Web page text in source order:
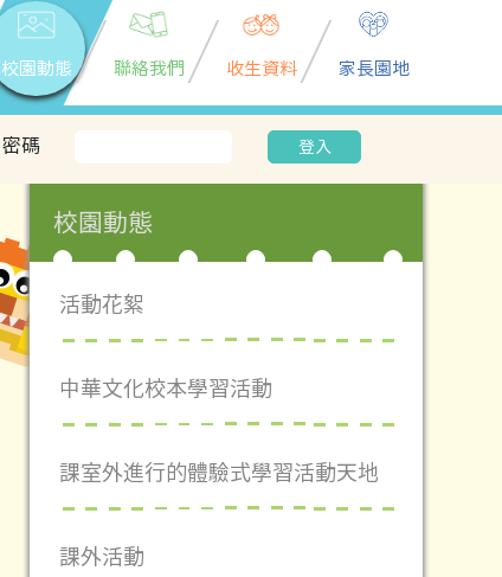
校園動態 聯絡我們 收生資料 家長園地
密碼 登入
校園動態
活動花絮
中華文化校本學習活動
課室外進行的體驗式學習活動天地
課外活動